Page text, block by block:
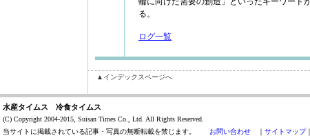
る。
ログ一覧
▲インデックスページへ
水産タイムス 冷食タイムス
(C) Copyright 2004-2015, Suisan Times Co., Ltd. All Rights Reserved.
当サイトに掲載されている記事・写真の無断転載を禁じます。 お問い合わせ ｜ サイトマップ｜